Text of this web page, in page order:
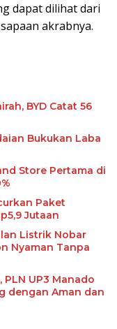
dapat dilihat dari
akrabnya.
BYD Catat 56
Bukukan Laba
Store Pertama di
Paket
Jutaan
Listrik Nobar
Nyaman Tanpa
UP3 Manado
dengan Aman dan